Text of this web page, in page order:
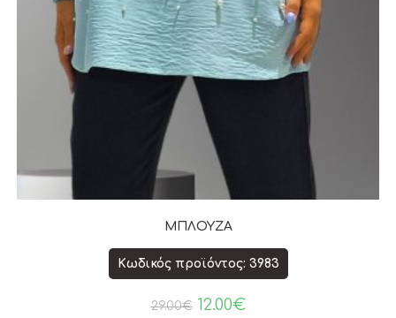
ΜΠΛΟΥΖΑ
Κωδικός προϊόντος: 3983
29.00€ 12.00€